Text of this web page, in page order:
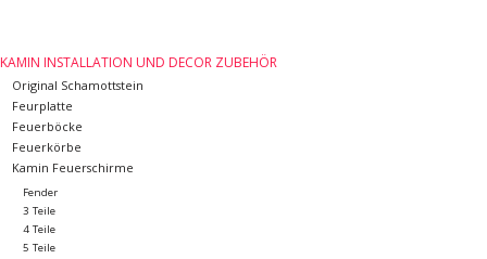
Böden -Stein-, Terrakotta-
und Marmor
Outlet
Zufriedene Kunden
KAMIN INSTALLATION UND DECOR ZUBEHÖR
Original Schamottstein
Feurplatte
Feuerböcke
Feuerkörbe
Kamin Feuerschirme
Fender
3 Teile
4 Teile
5 Teile